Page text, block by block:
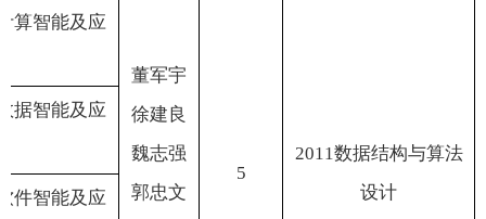
算智能及应
董军宇
徐建良
魏志强
郭忠文
5
2011数据结构与算法
设计
据智能及应
件智能及应